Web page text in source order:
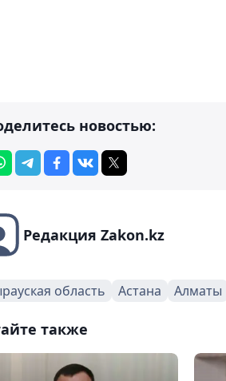
новостью:
Редакция Zakon.kz
область Астана Алматы
также